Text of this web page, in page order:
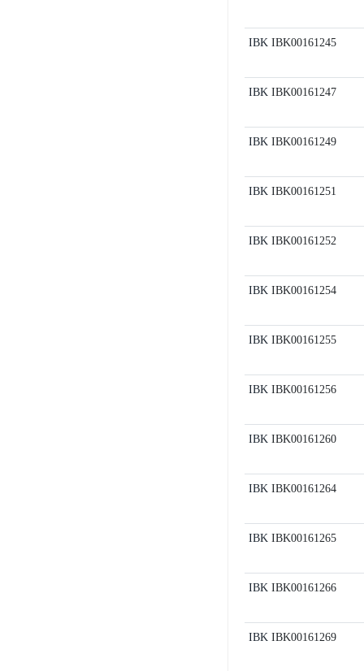
IBK IBK00161245
IBK IBK00161247
IBK IBK00161249
IBK IBK00161251
IBK IBK00161252
IBK IBK00161254
IBK IBK00161255
IBK IBK00161256
IBK IBK00161260
IBK IBK00161264
IBK IBK00161265
IBK IBK00161266
IBK IBK00161269